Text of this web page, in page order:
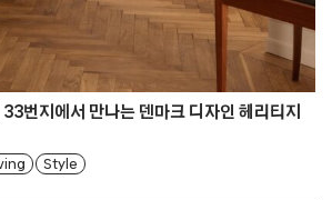
번지에서 만나는 덴마크 디자인 헤리티지
Style